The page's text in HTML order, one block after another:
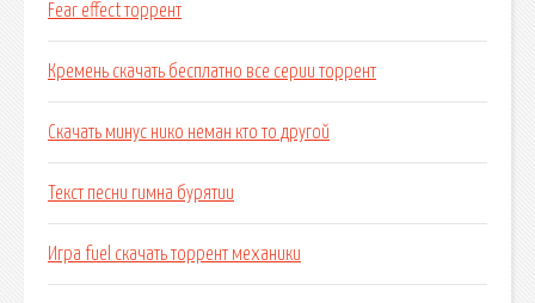
Fear effect торрент
Кремень скачать бесплатно все серии торрент
Скачать минус нико неман кто то другой
Текст песни гимна бурятии
Игра fuel скачать торрент механики